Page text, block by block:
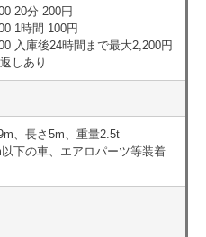
20分 200円
1時間 100円
入庫後24時間まで最大2,200円
しあり
、長さ5m、重量2.5t
下の車、エアロパーツ等装着